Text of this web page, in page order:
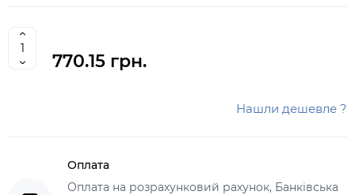
770.15 грн.
Нашли дешевле ?
Оплата
Оплата на розрахунковий рахунок, Банківська